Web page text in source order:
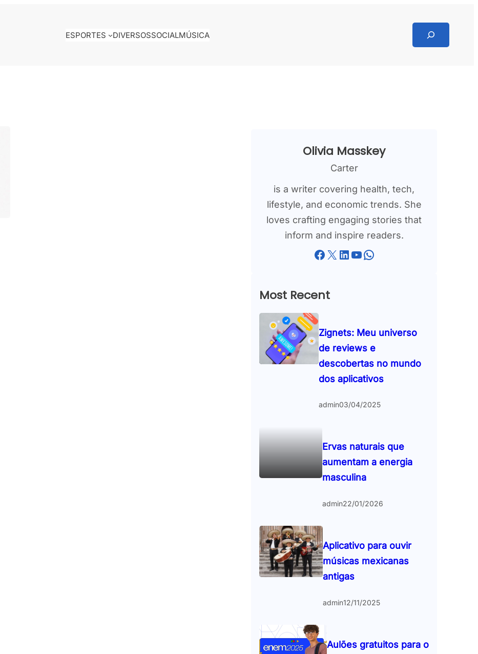
ESPORTES DIVERSOSSOCIALMÚSICA
Search
Olivia Masskey
Carter
is a writer covering health, tech,
lifestyle, and economic trends. She
loves crafting engaging stories that
inform and inspire readers.
Facebook X LinkedIn YouTube WhatsApp
Most Recent
Zignets: Meu universo
de reviews e
descobertas no mundo
dos aplicativos
admin03/04/2025
Ervas naturais que
aumentam a energia
masculina
admin22/01/2026
Aplicativo para ouvir
músicas mexicanas
antigas
admin12/11/2025
Aulões gratuitos para o